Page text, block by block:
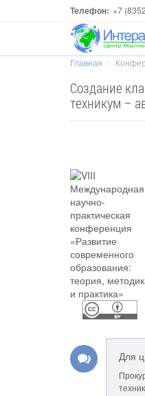
Телефон: +7
Главная
Создание
техникум –
Для